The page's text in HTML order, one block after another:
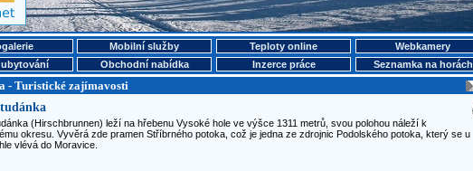
Mobilní služby Teploty online
Webkamery
Obchodní nabídka Inzerce práce
Seznamka na horách
- Turistické zajímavosti
(Hirschbrunnen) leží na hřebenu Vysoké hole ve výšce 1311 metrů, svou polohou náleží k
okresu. Vyvěrá zde pramen Stříbrného potoka, což je jedna ze zdrojnic Podolského potoka, který se u
vlévá do Moravice.